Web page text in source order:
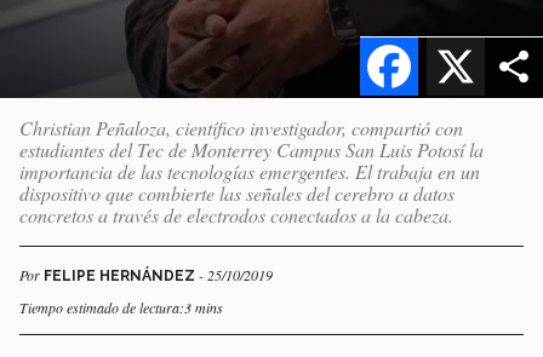
X
Facebook
Christian Peñaloza, científico investigador, compartió con
estudiantes del Tec de Monterrey Campus San Luis Potosí la
importancia de las tecnologías emergentes. El trabaja en un
dispositivo que combierte las señales del cerebro a datos
concretos a través de electrodos conectados a la cabeza.
Por FELIPE HERNÁNDEZ - 25/10/2019
Tiempo estimado de lectura:3 mins